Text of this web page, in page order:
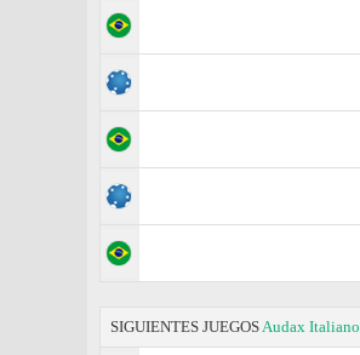
SIGUIENTES JUEGOSAudax Italiano